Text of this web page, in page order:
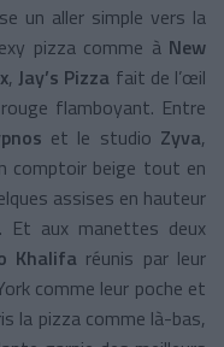
un aller simple vers la
pizza comme à New
, Jay’s Pizza fait de l’œil
flamboyant. Entre
et le studio Zyva,
comptoir beige tout en
assises en hauteur
aux manettes deux
Khalifa réunis par leur
comme leur poche et
la pizza comme là-bas,